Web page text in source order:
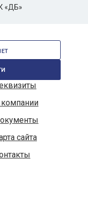
«ДБ»
сайта